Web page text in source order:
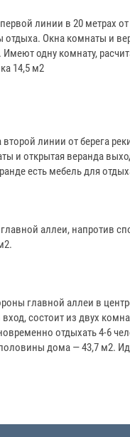
линии в 20 метрах от
Окна комнаты и
одну комнату,
14,5 м2
линии от берега
и открытая веранда
есть мебель для
аллеи, напротив
главной аллеи в
состоит из двух
отдыхать 4-6
дома — 43,7 м2.